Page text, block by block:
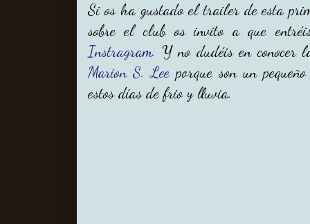
Si os ha gustado el trailer de esta
sobre el club os invito a que
Instragram. Y no dudéis en conocer
Marion S. Leeporque son un
estos días de frio y lluvia.